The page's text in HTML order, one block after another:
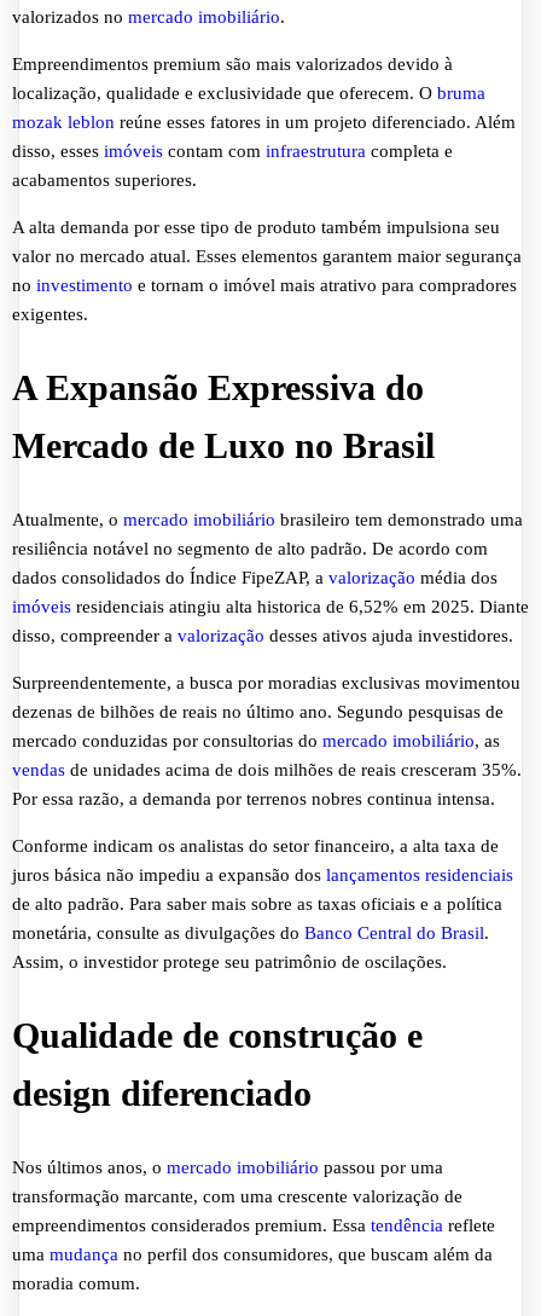
valorizados no mercado imobiliário.
Empreendimentos premium são mais valorizados devido à
localização, qualidade e exclusividade que oferecem. O bruma
mozak leblon reúne esses fatores in um projeto diferenciado. Além
disso, esses imóveis contam com infraestrutura completa e
acabamentos superiores.
A alta demanda por esse tipo de produto também impulsiona seu
valor no mercado atual. Esses elementos garantem maior segurança
no investimento e tornam o imóvel mais atrativo para compradores
exigentes.
A Expansão Expressiva do
Mercado de Luxo no Brasil
Atualmente, o mercado imobiliário brasileiro tem demonstrado uma
resiliência notável no segmento de alto padrão. De acordo com
dados consolidados do Índice FipeZAP, a valorização média dos
imóveis residenciais atingiu alta historica de 6,52% em 2025. Diante
disso, compreender a valorização desses ativos ajuda investidores.
Surpreendentemente, a busca por moradias exclusivas movimentou
dezenas de bilhões de reais no último ano. Segundo pesquisas de
mercado conduzidas por consultorias do mercado imobiliário, as
vendas de unidades acima de dois milhões de reais cresceram 35%.
Por essa razão, a demanda por terrenos nobres continua intensa.
Conforme indicam os analistas do setor financeiro, a alta taxa de
juros básica não impediu a expansão dos lançamentos residenciais
de alto padrão. Para saber mais sobre as taxas oficiais e a política
monetária, consulte as divulgações do Banco Central do Brasil.
Assim, o investidor protege seu patrimônio de oscilações.
Qualidade de construção e
design diferenciado
Nos últimos anos, o mercado imobiliário passou por uma
transformação marcante, com uma crescente valorização de
empreendimentos considerados premium. Essa tendência reflete
uma mudança no perfil dos consumidores, que buscam além da
moradia comum.